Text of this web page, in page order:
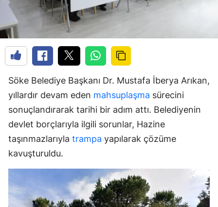
Söke Belediye Başkanı Dr. Mustafa İberya Arıkan,
yıllardır devam eden mahsuplaşma sürecini
sonuçlandırarak tarihi bir adım attı. Belediyenin
devlet borçlarıyla ilgili sorunlar, Hazine
taşınmazlarıyla trampa yapılarak çözüme
kavuşturuldu.